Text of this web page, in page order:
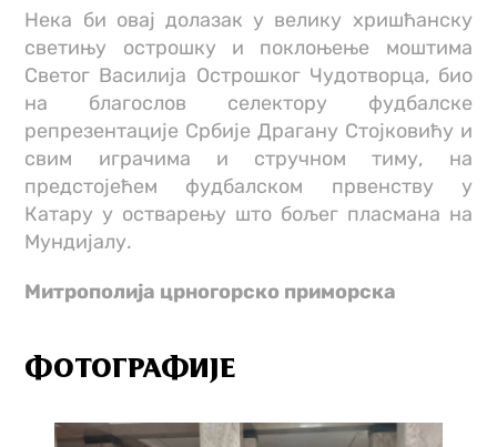
Нека би овај долазак у велику хришћанску
светињу острошку и поклоњење моштима
Светог Василија Острошког Чудотворца, био
на благослов селектору фудбалске
репрезентације Србије Драгану Стојковићу и
свим играчима и стручном тиму, на
предстојећем фудбалском првенству у
Катару у остварењу што бољег пласмана на
Мундијалу.
Митрополија црногорско приморска
ФОТОГРАФИЈЕ